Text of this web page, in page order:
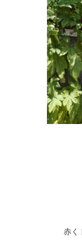
赤く